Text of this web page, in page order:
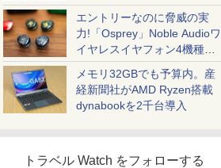
エントリーなのに脅威の実
力!「Osprey」Noble Audioワ
イヤレスイヤフォン4機種を
一気に聴く
メモリ32GBでも予算内。産
経新聞社がAMD Ryzen搭載
dynabookを2千台導入
トラベル Watch をフォローする